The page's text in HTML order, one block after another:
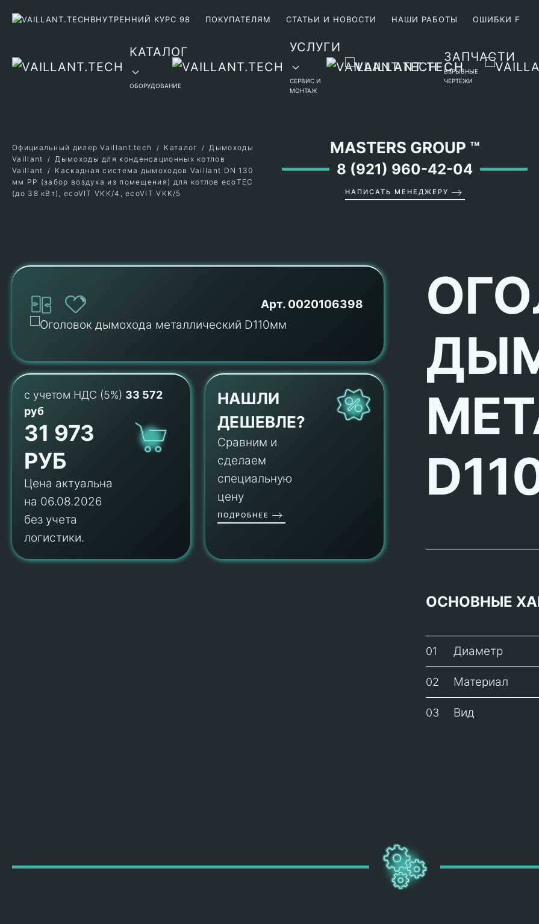
ВНУТРЕННИЙ КУРС 98 ПОКУПАТЕЛЯМ СТАТЬИ И НОВОСТИ НАШИ РАБОТЫ ОШИБКИ F
КАТАЛОГ
ОБОРУДОВАНИЕ
УСЛУГИ
СЕРВИС И
МОНТАЖ
ЗАПЧАСТИ
ВЗРЫВНЫЕ
ЧЕРТЕЖИ
MASTERS GROUP ™
8 (921) 960-42-04
НАПИСАТЬ МЕНЕДЖЕРУ
Официальный дилер Vaillant.tech Каталог
Дымоходы
Vaillant
Дымоходы для конденсационных котлов
Vaillant
Каскадная система дымоходов Vaillant DN 130
мм PP (забор воздуха из помещения) для котлов ecoTEC
(до 38 кВт), ecoVIT VKK/4, ecoVIT VKK/5
Арт. 0020106398
с учетом НДС (5%) 33 572
руб
31 973
РУБ
Цена актуальна
на 06.08.2026
без учета
логистики.
НАШЛИ
ДЕШЕВЛЕ?
Сравним и
сделаем
специальную
цену
ПОДРОБНЕЕ
ОСНОВНЫЕ
01 Диаметр
02 Материал
03 Вид